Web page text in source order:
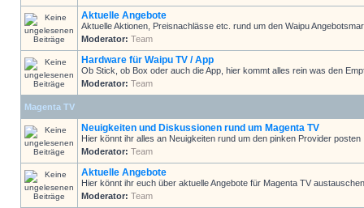
Aktuelle Angebote
Aktuelle Aktionen, Preisnachlässe etc. rund um den Waipu
Moderator: Team
Hardware für Waipu TV / App
Ob Stick, ob Box oder auch die App, hier kommt alles rein was den
Moderator: Team
Magenta TV
Neuigkeiten und Diskussionen rund um Magenta TV
Hier könnt ihr alles an Neuigkeiten rund um den pinken Provider posten
Moderator: Team
Aktuelle Angebote
Hier könnt ihr euch über aktuelle Angebote für Magenta TV austauschen
Moderator: Team